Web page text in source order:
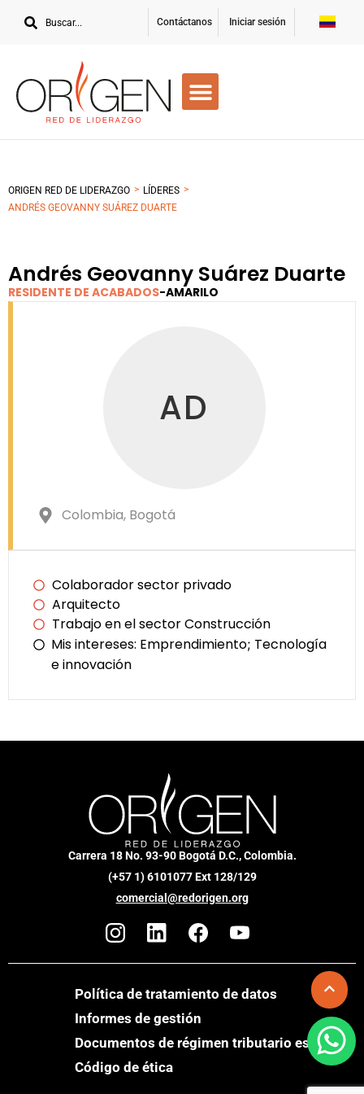
Contáctanos Iniciar sesión
ORIGEN RED DE LIDERAZGO > LÍDERES >
ANDRÉS GEOVANNY SUÁREZ DUARTE
Andrés Geovanny Suárez Duarte
RESIDENTE DE ACABADOS-AMARILO
AD
Colombia, Bogotá
Colaborador sector privado
Arquitecto
Trabajo en el sector Construcción
Mis intereses: Emprendimiento; Tecnología
e innovación
Carrera 18 No. 93-90 Bogotá D.C., Colombia.
(+57 1) 6101077 Ext 128/129
comercial@redorigen.org
Política de tratamiento de datos
Informes de gestión
Documentos de régimen tributario especial
Código de ética